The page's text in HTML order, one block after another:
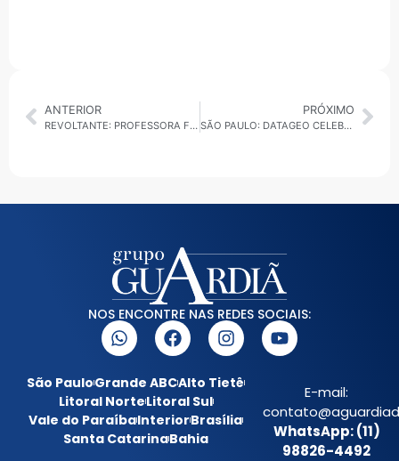
ANTERIOR
REVOLTANTE: PROFESSORA FICA FERIDA APÓS SER AGREDIDA POR MÃE DE ALUNO EM ESCOLA ESTADUAL DE BAURU
PRÓXIMO
SÃO PAULO: DATAGEO CELEBRA 10 ANOS DE SUCESSO NA CONEXÃO DE DADOS AMBIENTAIS
NOS ENCONTRE NAS REDES SOCIAIS:
São PauloGrande ABCAlto Tietê
Litoral NorteLitoral Sul
Vale do ParaíbaInteriorBrasília
Santa CatarinaBahia
E-mail:
WhatsApp: (11)
98826-4492